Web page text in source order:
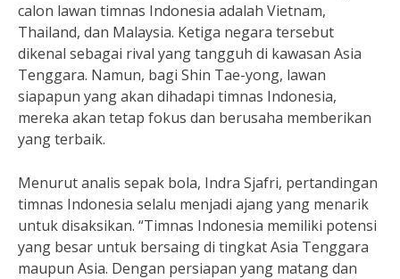
calon lawan timnas Indonesia adalah Vietnam,
Thailand, dan Malaysia. Ketiga negara tersebut
dikenal sebagai rival yang tangguh di kawasan Asia
Tenggara. Namun, bagi Shin Tae-yong, lawan
siapapun yang akan dihadapi timnas Indonesia,
mereka akan tetap fokus dan berusaha memberikan
yang terbaik.
Menurut analis sepak bola, Indra Sjafri, pertandingan
timnas Indonesia selalu menjadi ajang yang menarik
untuk disaksikan. “Timnas Indonesia memiliki potensi
yang besar untuk bersaing di tingkat Asia Tenggara
maupun Asia. Dengan persiapan yang matang dan